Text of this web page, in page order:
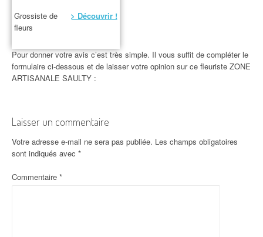
Grossiste de
fleurs
> Découvrir !
Pour donner votre avis c’est très simple. Il vous suffit de compléter le
formulaire ci-dessous et de laisser votre opinion sur ce fleuriste ZONE
ARTISANALE SAULTY :
Laisser un commentaire
Votre adresse e-mail ne sera pas publiée. Les champs obligatoires
sont indiqués avec *
Commentaire *